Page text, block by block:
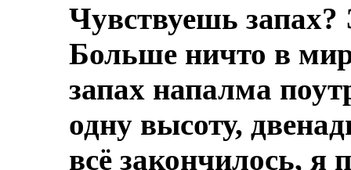
Чувствуешь
Больше ничто в
запах напалма
одну высоту,
всё закончилось, я